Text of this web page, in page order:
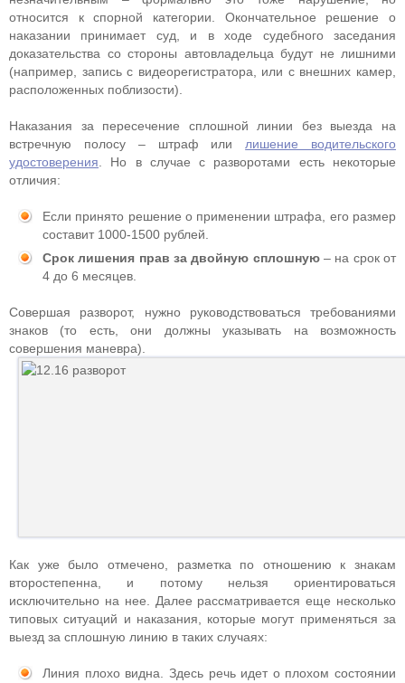
относится к спорной категории. Окончательное решение о
наказании принимает суд, и в ходе судебного заседания
доказательства со стороны автовладельца будут не лишними
(например, запись с видеорегистратора, или с внешних камер,
расположенных поблизости).
Наказания за пересечение сплошной линии без выезда на
встречную полосу – штраф или лишение водительского
удостоверения . Но в случае с разворотами есть некоторые
отличия:
Если принято решение о применении штрафа, его размер
составит 1000-1500 рублей.
Срок лишения прав за двойную сплошную– на срок от
4 до 6 месяцев.
Совершая разворот, нужно руководствоваться требованиями
знаков (то есть, они должны указывать на возможность
совершения маневра).
Как уже было отмечено, разметка по отношению к знакам
второстепенна, и потому нельзя ориентироваться
исключительно на нее. Далее рассматривается еще несколько
типовых ситуаций и наказания, которые могут применяться за
выезд за сплошную линию в таких случаях:
Линия плохо видна. Здесь речь идет о плохом состоянии